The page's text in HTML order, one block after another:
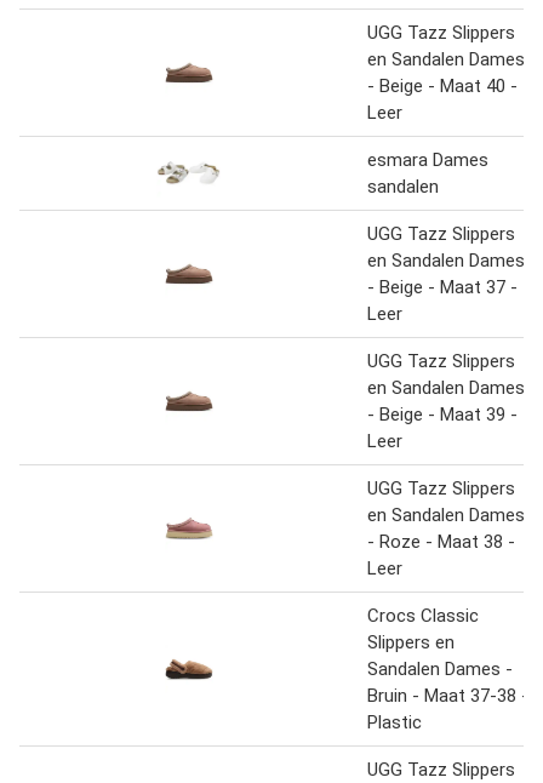
UGG Tazz Slippers
en Sandalen Dames
- Beige - Maat 40 -
Leer
esmara Dames
sandalen
UGG Tazz Slippers
en Sandalen Dames
- Beige - Maat 37 -
Leer
UGG Tazz Slippers
en Sandalen Dames
- Beige - Maat 39 -
Leer
UGG Tazz Slippers
en Sandalen Dames
- Roze - Maat 38 -
Leer
Crocs Classic
Slippers en
Sandalen Dames -
Bruin - Maat 37-38 -
Plastic
UGG Tazz Slippers